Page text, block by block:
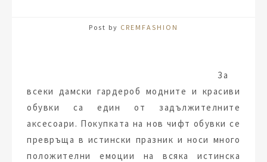
Post by CREMFASHION
За
всеки дамски гардероб модните и красиви
обувки са един от задължителните
аксесоари. Покупката на нов чифт обувки се
превръща в истински празник и носи много
положителни емоции на всяка истинска